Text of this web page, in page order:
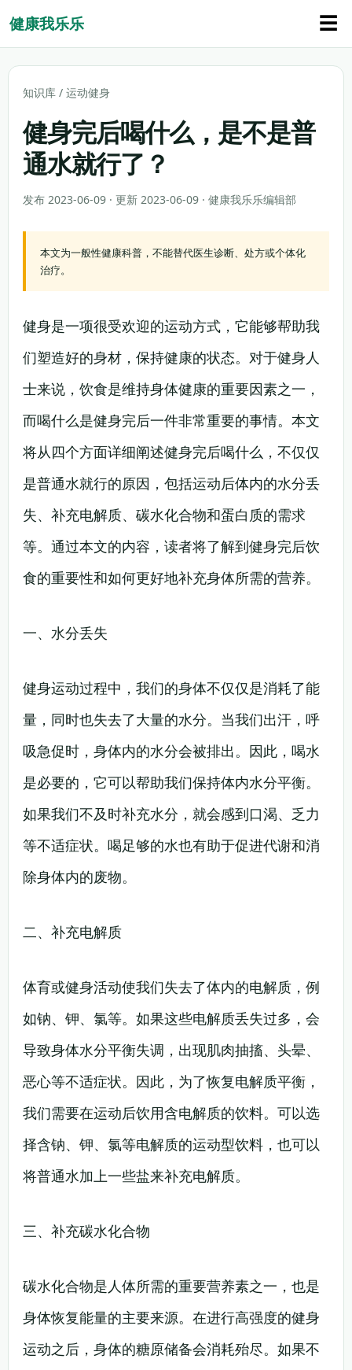
健康我乐乐 ☰
知识库 / 运动健身
健身完后喝什么，是不是普
通水就行了？
发布 2023-06-09 · 更新 2023-06-09 · 健康我乐乐编辑部
本文为一般性健康科普，不能替代医生诊断、处方或个体化
治疗。
健身是一项很受欢迎的运动方式，它能够帮助我
们塑造好的身材，保持健康的状态。对于健身人
士来说，饮食是维持身体健康的重要因素之一，
而喝什么是健身完后一件非常重要的事情。本文
将从四个方面详细阐述健身完后喝什么，不仅仅
是普通水就行的原因，包括运动后体内的水分丢
失、补充电解质、碳水化合物和蛋白质的需求
等。通过本文的内容，读者将了解到健身完后饮
食的重要性和如何更好地补充身体所需的营养。
一、水分丢失
健身运动过程中，我们的身体不仅仅是消耗了能
量，同时也失去了大量的水分。当我们出汗，呼
吸急促时，身体内的水分会被排出。因此，喝水
是必要的，它可以帮助我们保持体内水分平衡。
如果我们不及时补充水分，就会感到口渴、乏力
等不适症状。喝足够的水也有助于促进代谢和消
除身体内的废物。
二、补充电解质
体育或健身活动使我们失去了体内的电解质，例
如钠、钾、氯等。如果这些电解质丢失过多，会
导致身体水分平衡失调，出现肌肉抽搐、头晕、
恶心等不适症状。因此，为了恢复电解质平衡，
我们需要在运动后饮用含电解质的饮料。可以选
择含钠、钾、氯等电解质的运动型饮料，也可以
将普通水加上一些盐来补充电解质。
三、补充碳水化合物
碳水化合物是人体所需的重要营养素之一，也是
身体恢复能量的主要来源。在进行高强度的健身
运动之后，身体的糖原储备会消耗殆尽。如果不